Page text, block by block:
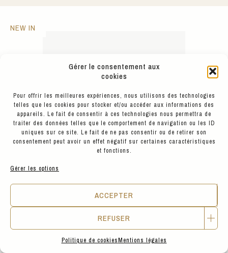
Gérer le consentement aux
cookies
Pour offrir les meilleures expériences, nous utilisons des technologies
telles que les cookies pour stocker et/ou accéder aux informations des
appareils. Le fait de consentir à ces technologies nous permettra de
traiter des données telles que le comportement de navigation ou les ID
uniques sur ce site. Le fait de ne pas consentir ou de retirer son
consentement peut avoir un effet négatif sur certaines caractéristiques
et fonctions.
Gérer les options
ACCEPTER
REFUSER
Politique de cookiesMentions légales
NEW IN